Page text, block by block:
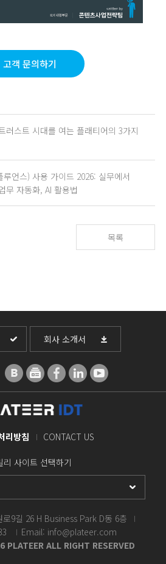
고객 문의하기
러스트 시대를 여는 플래티어의 3가지
언스) 사용 가이드 2026: 실무에서
무 자동화, AI 활용법
목록
회사 소개서
리방침 CONTACT US
리 사이트 선택하기
9길 26 H Business Park D동 6층
Email: info@plateer.com
PLATEER ALL RIGHT RESERVED